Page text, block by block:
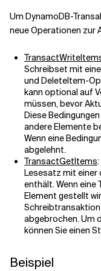
Verwandte Themen
Um DynamoDB-
neue Operationen zur
Schreibset mit
und DeleteItem-
kann optional auf
müssen, bevor
Diese
andere Elemente
Wenn eine
abgelehnt.
TransactGetItems
Lesesatz mit einer
enthält. Wenn
Element gestellt
abgebrochen. Um
können Sie einen
Beispiel